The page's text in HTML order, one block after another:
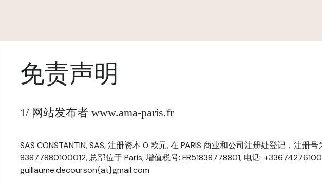
免责声明
1/ 网站发布者 www.ama-paris.fr
SAS CONSTANTIN, SAS, 注册资本 0 欧元, 在 PARIS 商业和公司注册处登记，注册
83877880100012, 总部位于 Paris, 增值税号: FR51838778801, 电话:
guillaume.decourson{at}gmail.com